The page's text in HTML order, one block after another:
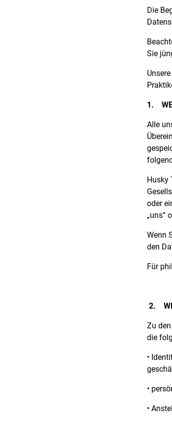
Die
Sie
1.
Alle
Husky
oder
„uns“
Wenn
den
Für
2.
Zu
die
•
•
•